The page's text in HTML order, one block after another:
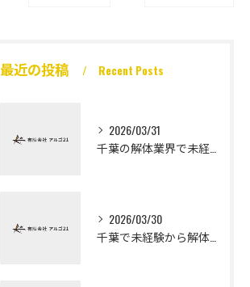
最近の投稿 Recent Posts
2026/03/31
2026/03/30